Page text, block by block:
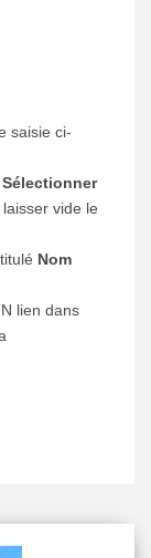
saisie ci-
vide le
Nom
lien dans